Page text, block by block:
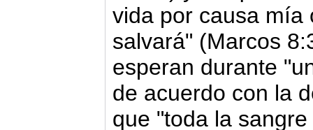
vida por causa mía
salvará" (Marcos
esperan durante
de acuerdo con la
que "toda la